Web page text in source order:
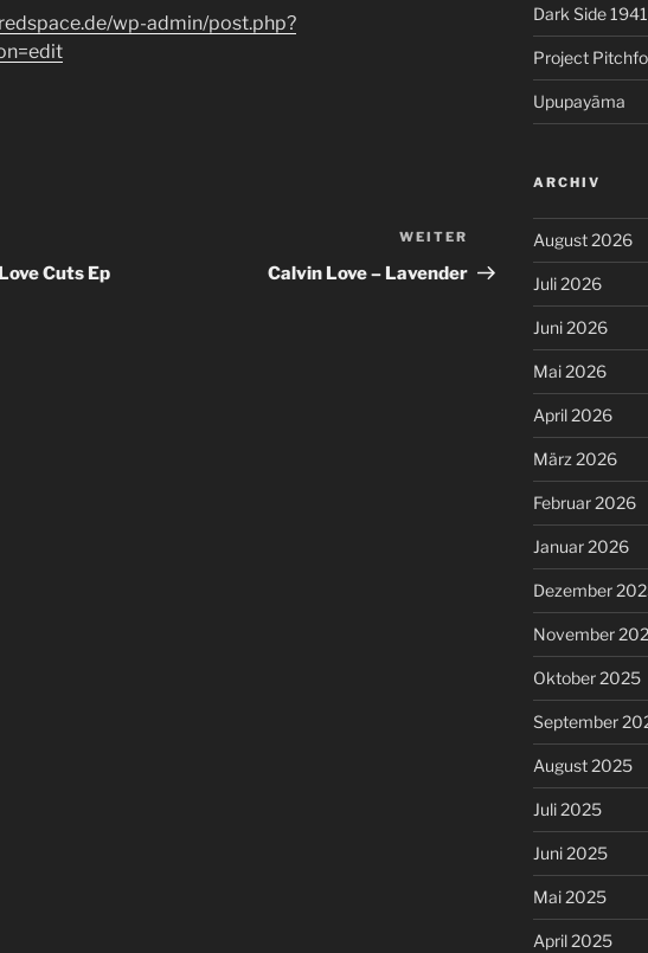
wp-admin/post.php?
Cuts Ep
Nächster
Beitrag
WEITER
Calvin Love – Lavender
Dark Side
Project
Upupayāma
ARCHIV
August 2026
Juli 2026
Juni 2026
Mai 2026
April 2026
März 2026
Februar 2026
Januar 2026
Dezember
November
Oktober 2025
September
August 2025
Juli 2025
Juni 2025
Mai 2025
April 2025